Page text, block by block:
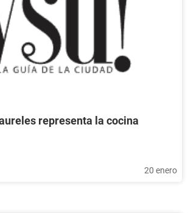
representa la cocina
20 enero